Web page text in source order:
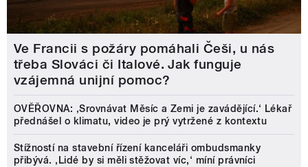
Ve Francii s požáry pomáhali Češi, u nás
třeba Slováci či Italové. Jak funguje
vzájemná unijní pomoc?
OVĚŘOVNA: ‚Srovnávat Měsíc a Zemi je zavádějící.‘ Lékař
přednášel o klimatu, video je prý vytržené z kontextu
Stížností na stavební řízení kanceláři ombudsmanky
přibývá. ‚Lidé by si měli stěžovat víc,‘ míní právníci